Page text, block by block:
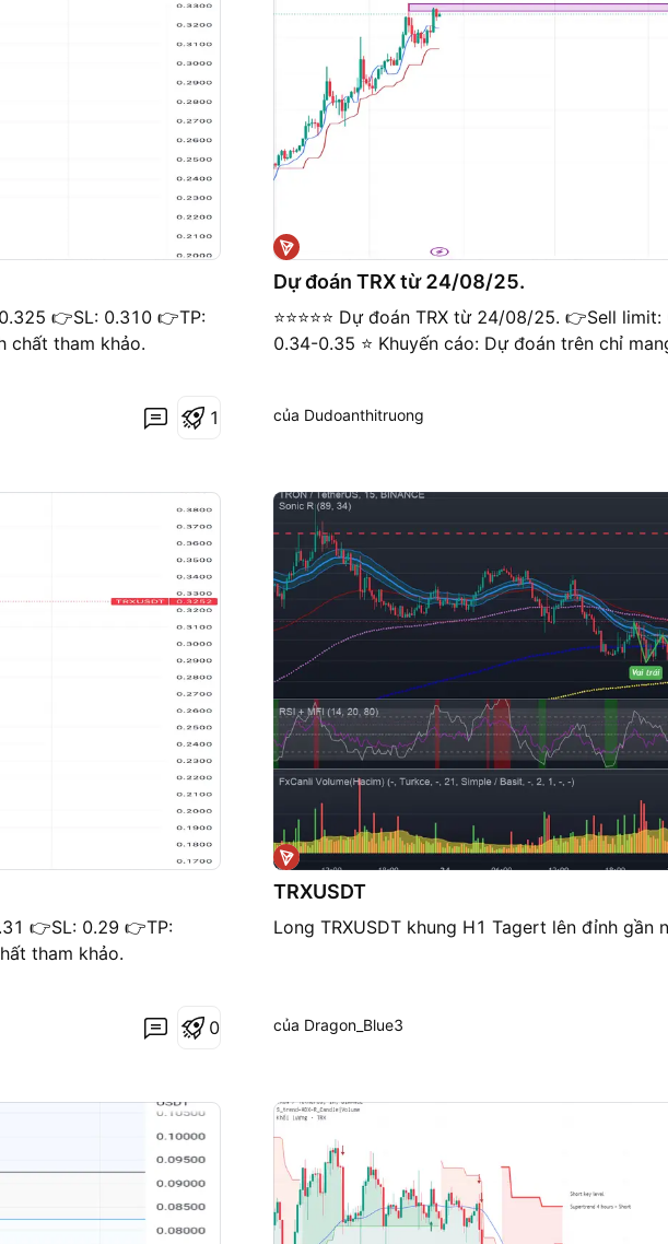
👉SL: 0.310 👉TP:
chất tham khảo.
1
Dự đoán TRX từ 24/08/25.
⭐️⭐️⭐️⭐️⭐️ Dự đoán TRX từ 24/08/25. 👉Sell
0.34-0.35 ⭐️ Khuyến cáo: Dự đoán trên chỉ
của Dudoanthitruong
👉SL: 0.29 👉TP:
tham khảo.
0
TRXUSDT
Long TRXUSDT khung H1 Tagert lên đỉnh gần
của Dragon_Blue3